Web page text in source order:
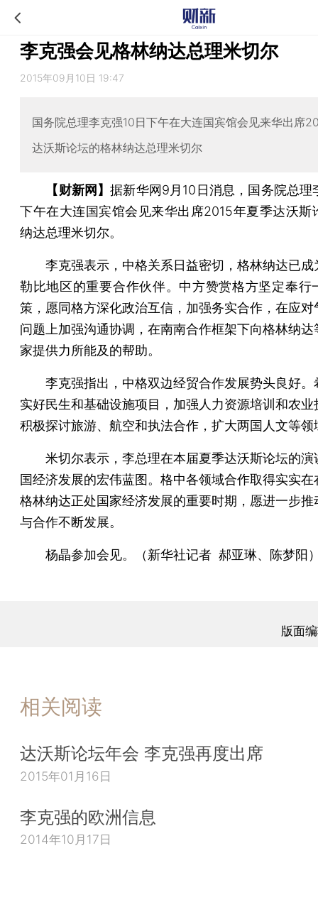
李克强会见格林纳达总理米切尔
2015年09月10日 19:47
国务院总理李克强10日下午在大连国宾馆会见来华出席
达沃斯论坛的格林纳达总理米切尔
【财新网】据新华网9月10日消息，国务院总理
下午在大连国宾馆会见来华出席2015年夏季达沃斯
纳达总理米切尔。
李克强表示，中格关系日益密切，格林纳达已成
勒比地区的重要合作伙伴。中方赞赏格方坚定奉行
策，愿同格方深化政治互信，加强务实合作，在应对
问题上加强沟通协调，在南南合作框架下向格林纳达
家提供力所能及的帮助。
李克强指出，中格双边经贸合作发展势头良好。
实好民生和基础设施项目，加强人力资源培训和农业
积极探讨旅游、航空和执法合作，扩大两国人文等领
米切尔表示，李总理在本届夏季达沃斯论坛的演
国经济发展的宏伟蓝图。格中各领域合作取得实实在
格林纳达正处国家经济发展的重要时期，愿进一步推
与合作不断发展。
杨晶参加会见。（新华社记者 郝亚琳、陈梦阳
版面
相关阅读
达沃斯论坛年会 李克强再度出席
2015年01月16日
李克强的欧洲信息
2014年10月17日